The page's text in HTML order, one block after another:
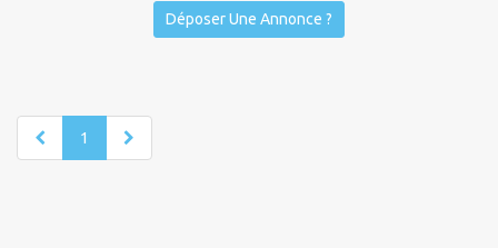
Déposer Une Annonce ?
1